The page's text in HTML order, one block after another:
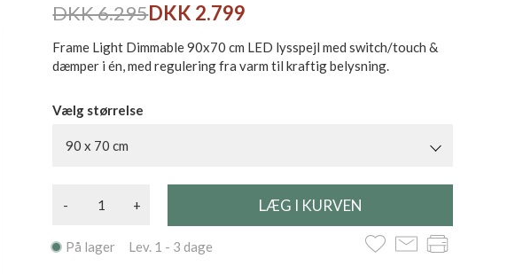
DKK 6.295DKK 2.799
Frame Light Dimmable 90x70 cm LED lysspejl med switch/touch &
dæmper i én, med regulering fra varm til kraftig belysning.
Vælg størrelse
90 x 70 cm
- +
På lager Lev. 1 - 3 dage